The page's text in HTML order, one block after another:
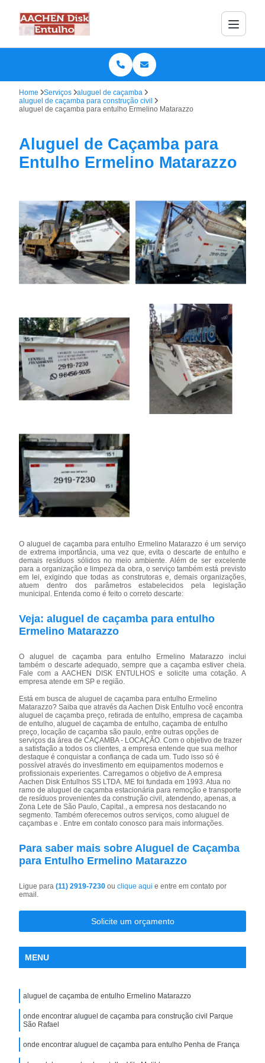
Home Serviços
aluguel de caçamba
aluguel de caçamba para construção civil
aluguel de caçamba para entulho Ermelino Matarazzo
Aluguel de Caçamba para
Entulho Ermelino Matarazzo
O aluguel de caçamba para entulho Ermelino Matarazzo é um serviço
de extrema importância, uma vez que, evita o descarte de entulho e
demais resíduos sólidos no meio ambiente. Além de ser excelente
para a organização e limpeza da obra, o serviço também está previsto
em lei, exigindo que todas as construtoras e, demais organizações,
atuem dentro dos parâmetros estabelecidos pela legislação
municipal. Entenda como é feito o correto descarte:
Veja: aluguel de caçamba para entulho
Ermelino Matarazzo
O aluguel de caçamba para entulho Ermelino Matarazzo inclui
também o descarte adequado, sempre que a caçamba estiver cheia.
Fale com a AACHEN DISK ENTULHOS e solicite uma cotação. A
empresa atende em SP e região.
Está em busca de aluguel de caçamba para entulho Ermelino
Matarazzo? Saiba que através da Aachen Disk Entulho você encontra
aluguel de caçamba preço, retirada de entulho, empresa de caçamba
de entulho, aluguel de caçamba de entulho, caçamba de entulho
preço, locação de caçamba são paulo, entre outras opções de
serviços da área de CAÇAMBA - LOCAÇÃO. Com o objetivo de trazer
a satisfação a todos os clientes, a empresa entende que sua melhor
destaque é conquistar a confiança de cada um. Tudo isso só é
possível através do investimento em equipamentos modernos e
profissionais experientes. Carregamos o objetivo de A empresa
Aachen Disk Entulhos SS LTDA. ME foi fundada em 1993. Atua no
ramo de aluguel de caçamba estacionária para remoção e transporte
de resíduos provenientes da construção civil, atendendo, apenas, a
Zona Lete de São Paulo, Capital., a empresa nos destacando no
segmento. Também oferecemos outros serviços, como aluguel de
caçambas e . Entre em contato conosco para mais informações.
Para saber mais sobre Aluguel de Caçamba
para Entulho Ermelino Matarazzo
Ligue para(11) 2919-7230ouclique aqui e entre em contato por
email.
Solicite um orçamento
MENU
aluguel de caçamba de entulho Ermelino Matarazzo
onde encontrar aluguel de caçamba para construção civil Parque
São Rafael
onde encontrar aluguel de caçamba para entulho Penha de França